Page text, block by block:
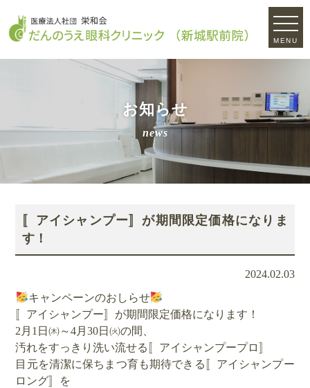
MENU
お知らせ
news
〚アイシャンプー〛が期間限定価格になりま
す！
2024.02.03
キャンペーンのおしらせ
〚アイシャンプー〛が期間限定価格になります！
2月1日㈭～4月30日㈫の間、
汚れをすっきり洗い流せる〚アイシャンプープロ〛
目元を清潔に保ちまつ育も期待できる〚アイシャンプー
ロング〛を